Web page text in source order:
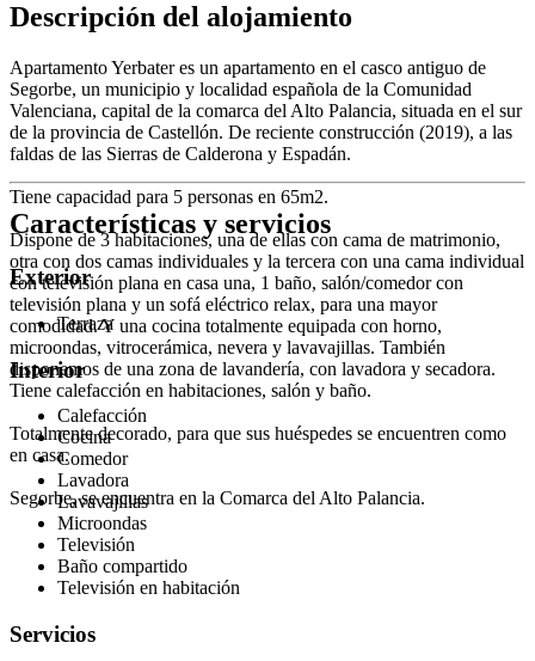
Descripción del alojamiento
Apartamento Yerbater es un apartamento en el casco antiguo de
Segorbe, un municipio y localidad española de la Comunidad
Valenciana, capital de la comarca del Alto Palancia, situada en el sur
de la provincia de Castellón. De reciente construcción (2019), a las
faldas de las Sierras de Calderona y Espadán.
Tiene capacidad para 5 personas en 65m2.
Dispone de 3 habitaciones, una de ellas con cama de matrimonio,
otra con dos camas individuales y la tercera con una cama individual
con televisión plana en casa una, 1 baño, salón/comedor con
televisión plana y un sofá eléctrico relax, para una mayor
comodidad. Y una cocina totalmente equipada con horno,
microondas, vitrocerámica, nevera y lavavajillas. También
disponemos de una zona de lavandería, con lavadora y secadora.
Tiene calefacción en habitaciones, salón y baño.
Totalmente decorado, para que sus huéspedes se encuentren como
en casa.
Segorbe, se encuentra en la Comarca del Alto Palancia.
Características y servicios
Exterior
Terraza
Interior
Calefacción
Cocina
Comedor
Lavadora
Lavavajillas
Microondas
Televisión
Baño compartido
Televisión en habitación
Servicios